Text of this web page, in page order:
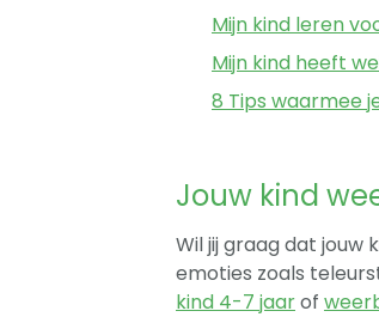
Mijn kind leren
Mijn kind heeft
8 Tips waarmee
Jouw kind
Wil jij graag dat
emoties zoals
kind 4-7 jaarof